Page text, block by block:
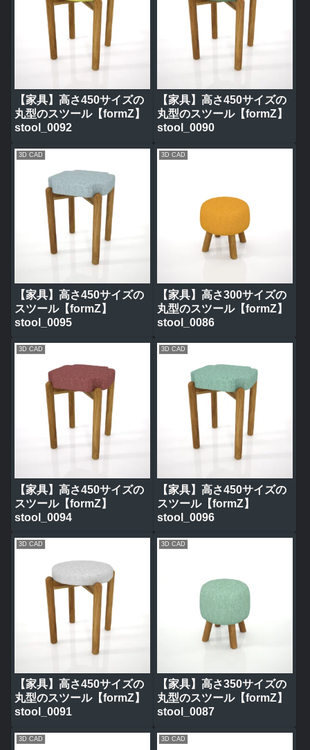
【家具】高さ450サイズの
丸型のスツール【formZ】
stool_0092
【家具】高さ450サイズの
丸型のスツール【formZ】
stool_0090
3D CAD
【家具】高さ450サイズの
スツール【formZ】
stool_0095
3D CAD
【家具】高さ300サイズの
丸型のスツール【formZ】
stool_0086
3D CAD
【家具】高さ450サイズの
スツール【formZ】
stool_0094
3D CAD
【家具】高さ450サイズの
スツール【formZ】
stool_0096
3D CAD
【家具】高さ450サイズの
丸型のスツール【formZ】
stool_0091
3D CAD
【家具】高さ350サイズの
丸型のスツール【formZ】
stool_0087
3D CAD 3D CAD